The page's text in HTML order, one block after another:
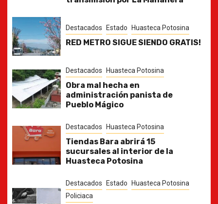
Destacados Estado Huasteca Potosina
RED METRO SIGUE SIENDO GRATIS!
Destacados Huasteca Potosina
Obra mal hecha en
administración panista de
Pueblo Mágico
Destacados Huasteca Potosina
Tiendas Bara abrirá 15
sucursales al interior de la
Huasteca Potosina
Destacados Estado Huasteca Potosina
Policiaca